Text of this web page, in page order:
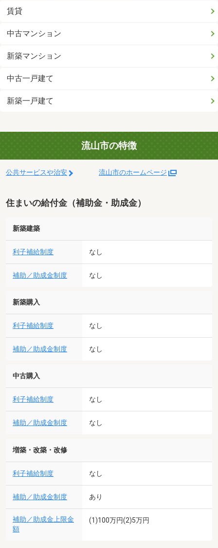
賃貸
中古マンション
新築マンション
中古一戸建て
新築一戸建て
流山市の特徴
公共サービスや治安 流山市のホームページ
住まいの給付金（補助金・助成金）
新築建築
利子補給制度 なし
補助／助成金制度 なし
新築購入
利子補給制度 なし
補助／助成金制度 なし
中古購入
利子補給制度 なし
補助／助成金制度 なし
増築・改築・改修
利子補給制度 なし
補助／助成金制度 あり
補助／助成金上限金
額
(1)100万円(2)5万円